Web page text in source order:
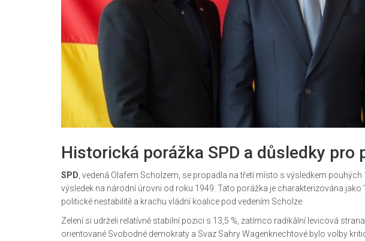
Historická porážka SPD a důsledky pro
SPD, vedená Olafem Scholzem, se propadla na třetí místo s výsledkem pouhých
výsledek na národní úrovni od roku 1949. Tato porážka je charakterizována
politické nestabilitě a krachu vládní koalice pod vedením Scholze.
Zelení si udrželi relatívně stabilní pozici s 13,5 %, zatímco radikální levicová
orientované Svobodné demokraty a Svaz Sahry Wagenknechtové bylo volby